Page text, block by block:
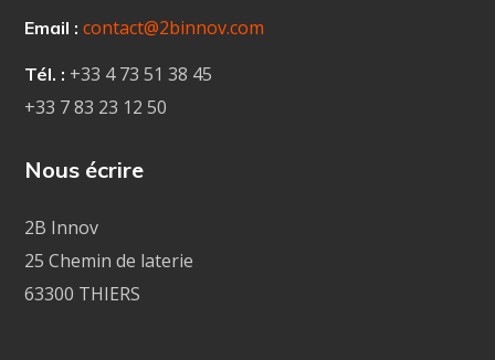
Email : contact@2binnov.com
Tél. : +33 473 51 38 45
+33 7 83 23 12 50
Nous écrire
2B Innov
25 Chemin de laterie
63300 THIERS